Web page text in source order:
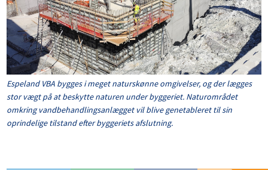
Espeland VBA bygges i meget naturskønne omgivelser, og der lægges
stor vægt på at beskytte naturen under byggeriet. Naturområdet
omkring vandbehandlingsanlægget vil blive genetableret til sin
oprindelige tilstand efter byggeriets afslutning.